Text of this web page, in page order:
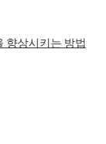
향상시키는 방법